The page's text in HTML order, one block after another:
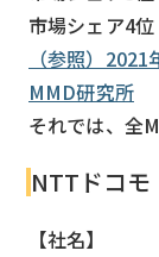
市場シェア4
（参照）
MMD研究所
それでは、全
NTTドコモ
【社名】